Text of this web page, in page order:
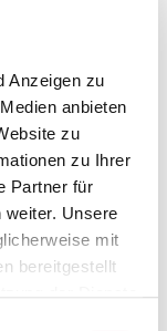
Anzeigen zu
anbieten
zu
zu Ihrer
Partner für
weiter. Unsere
mit
bereitgestellt